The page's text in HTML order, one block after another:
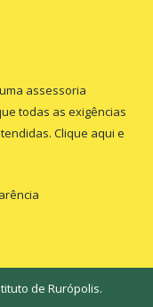
assessoria
todas as exigências
Clique aqui e
de Rurópolis.